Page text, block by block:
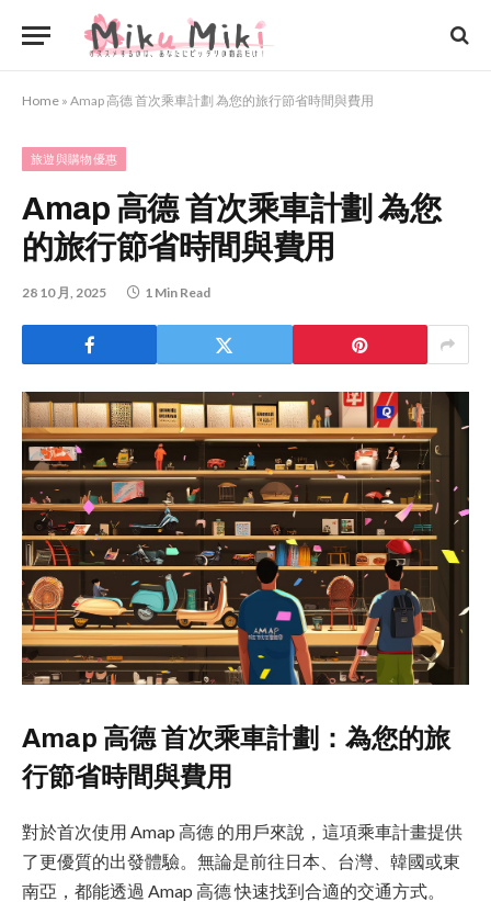
Home » Amap 高德 首次乘車計劃 為您的旅行節省時間與費用
旅遊與購物優惠
Amap 高德 首次乘車計劃 為您
的旅行節省時間與費用
28 10 月, 2025 1 Min Read
Amap 高德 首次乘車計劃：為您的旅
行節省時間與費用
對於首次使用 Amap 高德 的用戶來說，這項乘車計畫提供
了更優質的出發體驗。無論是前往日本、台灣、韓國或東
南亞，都能透過 Amap 高德 快速找到合適的交通方式。